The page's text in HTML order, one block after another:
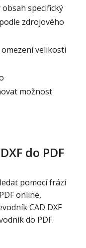
specifický
zdrojového
velikosti
možnost
do PDF
pomocí frází
online,
CAD DXF
do PDF.